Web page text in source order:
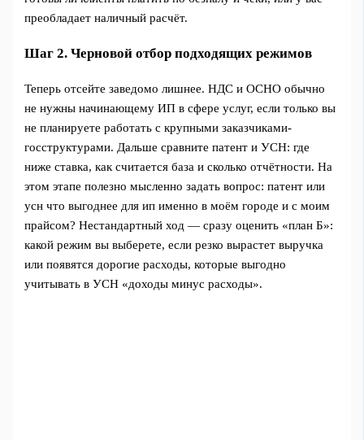
преобладает наличный расчёт.
Шаг 2. Черновой отбор подходящих режимов
Теперь отсейте заведомо лишнее. НДС и ОСНО обычно
не нужны начинающему ИП в сфере услуг, если только вы
не планируете работать с крупными заказчиками-
госструктурами. Дальше сравните патент и УСН: где
ниже ставка, как считается база и сколько отчётности. На
этом этапе полезно мысленно задать вопрос: патент или
усн что выгоднее для ип именно в моём городе и с моим
прайсом? Нестандартный ход — сразу оценить «план Б»:
какой режим вы выберете, если резко вырастет выручка
или появятся дорогие расходы, которые выгодно
учитывать в УСН «доходы минус расходы».